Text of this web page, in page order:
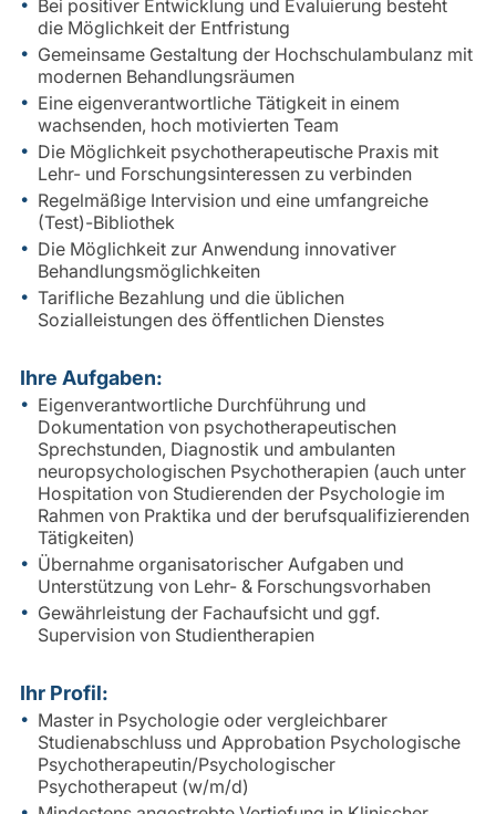
Bei positiver Entwicklung und Evaluierung besteht
die Möglichkeit der Entfristung
Gemeinsame Gestaltung der Hochschulambulanz mit
modernen Behandlungsräumen
Eine eigenverantwortliche Tätigkeit in einem
wachsenden, hoch motivierten Team
Die Möglichkeit psychotherapeutische Praxis mit
Lehr- und Forschungsinteressen zu verbinden
Regelmäßige Intervision und eine umfangreiche
(Test)-Bibliothek
Die Möglichkeit zur Anwendung innovativer
Behandlungsmöglichkeiten
Tarifliche Bezahlung und die üblichen
Sozialleistungen des öffentlichen Dienstes
Ihre Aufgaben:
Eigenverantwortliche Durchführung und
Dokumentation von psychotherapeutischen
Sprechstunden, Diagnostik und ambulanten
neuropsychologischen Psychotherapien (auch unter
Hospitation von Studierenden der Psychologie im
Rahmen von Praktika und der berufsqualifizierenden
Tätigkeiten)
Übernahme organisatorischer Aufgaben und
Unterstützung von Lehr- & Forschungsvorhaben
Gewährleistung der Fachaufsicht und ggf.
Supervision von Studientherapien
Ihr Profil:
Master in Psychologie oder vergleichbarer
Studienabschluss und Approbation Psychologische
Psychotherapeutin/Psychologischer
Psychotherapeut (w/m/d)